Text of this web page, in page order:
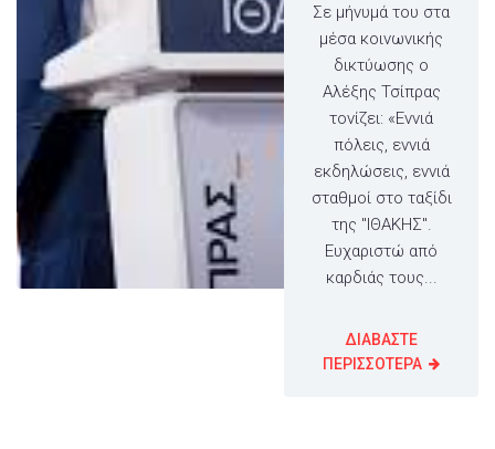
Σε μήνυμά του στα
μέσα κοινωνικής
δικτύωσης ο
Αλέξης Τσίπρας
τονίζει: «Εννιά
πόλεις, εννιά
εκδηλώσεις, εννιά
σταθμοί στο ταξίδι
της "ΙΘΑΚΗΣ".
Ευχαριστώ από
καρδιάς τους...
ΔΙΑΒΑΣΤΕ
ΠΕΡΙΣΣΟΤΕΡΑ